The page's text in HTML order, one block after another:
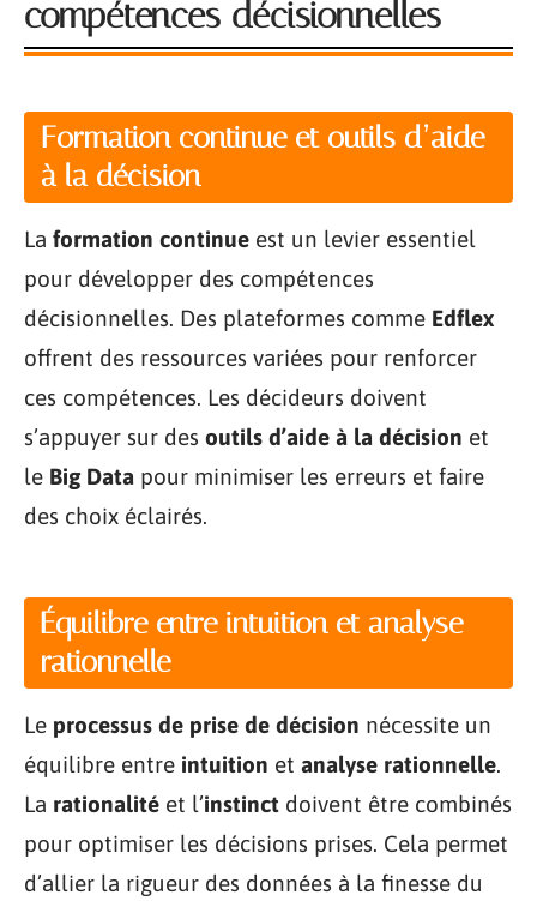
compétences décisionnelles
Formation continue et outils d’aide
à la décision
La formation continue est un levier essentiel
pour développer des compétences
décisionnelles. Des plateformes comme Edflex
offrent des ressources variées pour renforcer
ces compétences. Les décideurs doivent
s’appuyer sur des outils d’aide à la décision et
le Big Data pour minimiser les erreurs et faire
des choix éclairés.
Équilibre entre intuition et analyse
rationnelle
Le processus de prise de décision nécessite un
équilibre entre intuition et analyse rationnelle.
La rationalité et l’instinct doivent être combinés
pour optimiser les décisions prises. Cela permet
d’allier la rigueur des données à la finesse du